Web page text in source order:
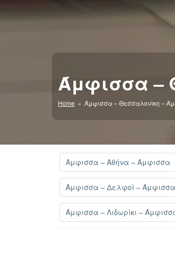
Άμφισσα –
Home » Άμφισσα – Θεσσαλονίκη –
Άμφισσα – Αθήνα – Άμφισσα
Άμφισσα – Δελφοί – Άμφισσα
Άμφισσα – Λιδωρίκι –